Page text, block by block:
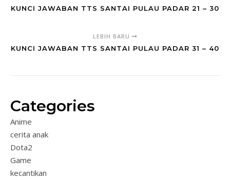
KUNCI JAWABAN TTS SANTAI PULAU PADAR 21 – 30
LEBIH BARU
KUNCI JAWABAN TTS SANTAI PULAU PADAR 31 – 40
Categories
Anime
cerita anak
Dota2
Game
kecantikan